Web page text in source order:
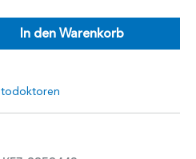
In den Warenkorb